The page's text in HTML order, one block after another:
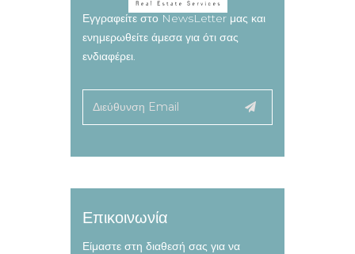
Εγγραφείτε στο NewsLetter μας και
ενημερωθείτε άμεσα για ότι σας
ενδιαφέρει.
Επικοινωνία
Είμαστε στη διαθεσή σας για να